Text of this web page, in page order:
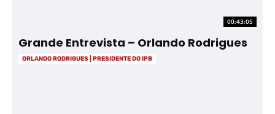
00:43:05
Grande Entrevista – Orlando Rodrigues
ORLANDO RODRIGUES | PRESIDENTE DO IPB